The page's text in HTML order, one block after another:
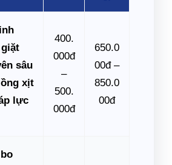
sâu
xịt
lực
400.
000đ
–
500.
000đ
650.0
00đ –
850.0
00đ